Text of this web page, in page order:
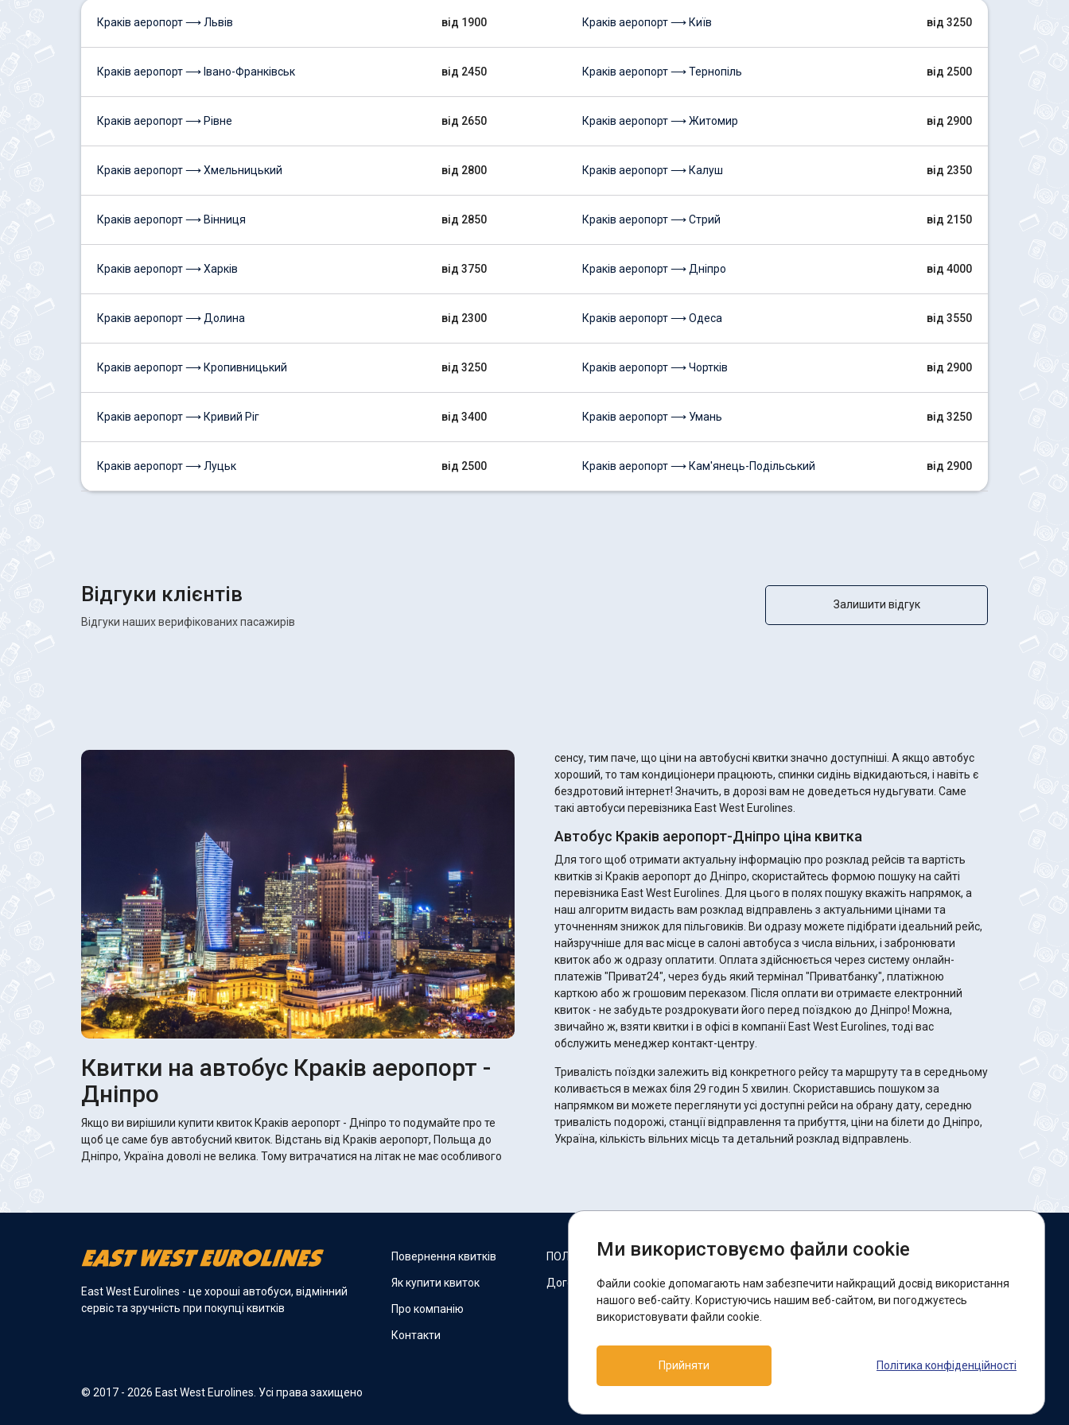
Краків аеропорт ⟶ Львів від 1900
Краків аеропорт ⟶ Івано-Франківськ від 2450
Краків аеропорт ⟶ Рівне від 2650
Краків аеропорт ⟶ Хмельницький від 2800
Краків аеропорт ⟶ Вінниця від 2850
Краків аеропорт ⟶ Харків від 3750
Краків аеропорт ⟶ Долина від 2300
Краків аеропорт ⟶ Кропивницький від 3250
Краків аеропорт ⟶ Кривий Ріг від 3400
Краків аеропорт ⟶ Луцьк від 2500
Краків аеропорт ⟶ Київ від 3250
Краків аеропорт ⟶ Тернопіль від 2500
Краків аеропорт ⟶ Житомир від 2900
Краків аеропорт ⟶ Калуш від 2350
Краків аеропорт ⟶ Стрий від 2150
Краків аеропорт ⟶ Дніпро від 4000
Краків аеропорт ⟶ Одеса від 3550
Краків аеропорт ⟶ Чортків від 2900
Краків аеропорт ⟶ Умань від 3250
Краків аеропорт ⟶ Кам'янець-Подільський від 2900
Відгуки клієнтів
Відгуки наших верифікованих пасажирів
Залишити відгук
Квитки на автобус Краків аеропорт -
Дніпро
Якщо ви вирішили купити квиток Краків аеропорт - Дніпро то подумайте про те
щоб це саме був автобусний квиток. Відстань від Краків аеропорт, Польща до
Дніпро, Україна доволі не велика. Тому витрачатися на літак не має особливого
сенсу, тим паче, що ціни на автобусні квитки значно доступніші. А якщо автобус
хороший, то там кондиціонери працюють, спинки сидінь відкидаються, і навіть є
бездротовий інтернет! Значить, в дорозі вам не доведеться нудьгувати. Саме
такі автобуси перевізника East West Eurolines.
Автобус Краків аеропорт-Дніпро ціна квитка
Для того щоб отримати актуальну інформацію про розклад рейсів та вартість
квитків зі Краків аеропорт до Дніпро, скористайтесь формою пошуку на сайті
перевізника East West Eurolines. Для цього в полях пошуку вкажіть напрямок, а
наш алгоритм видасть вам розклад відправлень з актуальними цінами та
уточненням знижок для пільговиків. Ви одразу можете підібрати ідеальний рейс,
найзручніше для вас місце в салоні автобуса з числа вільних, і забронювати
квиток або ж одразу оплатити. Оплата здійснюється через систему онлайн-
платежів "Приват24", через будь який термінал "Приватбанку", платіжною
карткою або ж грошовим переказом. Після оплати ви отримаєте електронний
квиток - не забудьте роздрокувати його перед поїздкою до Дніпро! Можна,
звичайно ж, взяти квитки і в офісі в компанії East West Eurolines, тоді вас
обслужить менеджер контакт-центру.
Тривалість поїздки залежить від конкретного рейсу та маршруту та в середньому
коливається в межах біля 29 годин 5 хвилин. Скориставшись пошуком за
напрямком ви можете переглянути усі доступні рейси на обрану дату, середню
тривалість подорожі, станції відправлення та прибуття, ціни на білети до Дніпро,
Україна, кількість вільних місць та детальний розклад відправлень.
East West Eurolines - це хороші автобуси, відмінний
сервіс та зручність при покупці квитків
© 2017 - 2026 East West Eurolines. Усі права захищено
Повернення квитків
Як купити квиток
Про компанію
Контакти
ПОЛІТИКА COOKIES
Договір оферти
Ми в соцмережах:
Facebook
Підтримка:
Telegram-бот
Ми використовуємо файли cookie
Файли cookie допомагають нам забезпечити найкращий досвід використання
нашого веб-сайту. Користуючись нашим веб-сайтом, ви погоджуєтесь
використовувати файли cookie.
Прийняти Політика конфіденційності